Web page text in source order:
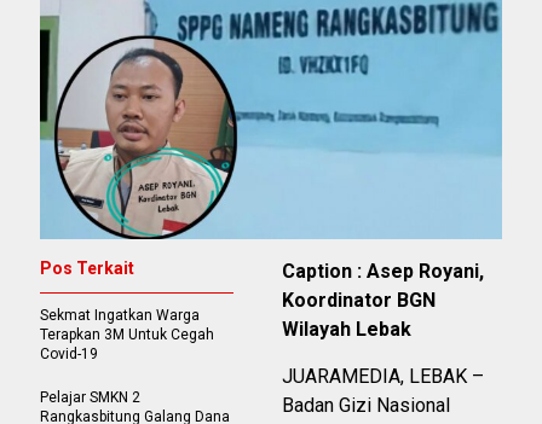
Caption : Asep Royani,
Koordinator BGN
Wilayah Lebak
JUARAMEDIA, LEBAK –
Badan Gizi Nasional
Pos Terkait
Sekmat Ingatkan Warga
Terapkan 3M Untuk Cegah
Covid-19
Pelajar SMKN 2
Rangkasbitung Galang Dana